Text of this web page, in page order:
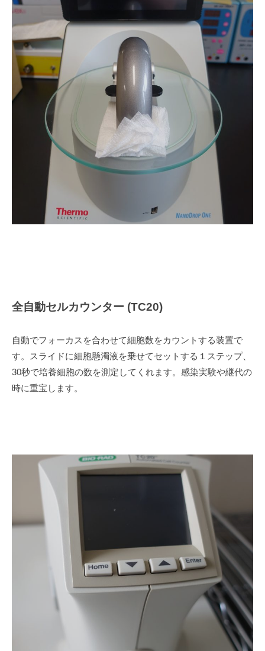
全自動セルカウンター (TC20)
自動でフォーカスを合わせて細胞数をカウントする装置で
す。スライドに細胞懸濁液を乗せてセットする１ステップ、
30秒で培養細胞の数を測定してくれます。感染実験や継代の
時に重宝します。